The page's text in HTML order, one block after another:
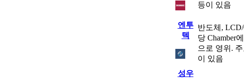
등이 있음
엔투
텍
반도체,
당 Chamber
으로 영위.
이 있음
성우